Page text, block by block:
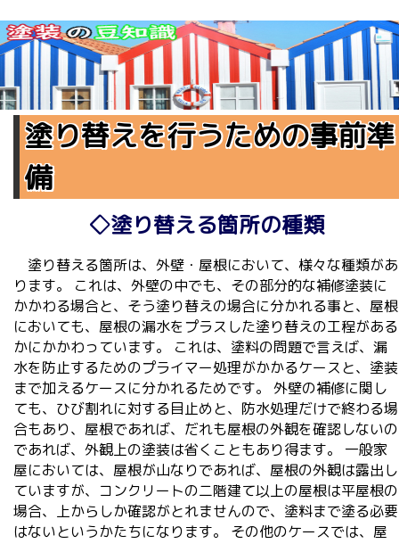
塗り替えを行うための事前準
備
◇塗り替える箇所の種類
塗り替える箇所は、外壁・屋根において、様々な種類があ
ります。 これは、外壁の中でも、その部分的な補修塗装に
かかわる場合と、そう塗り替えの場合に分かれる事と、屋根
においても、屋根の漏水をプラスした塗り替えの工程がある
かにかかわっています。 これは、塗料の問題で言えば、漏
水を防止するためのプライマー処理がかかるケースと、塗装
まで加えるケースに分かれるためです。 外壁の補修に関し
ても、ひび割れに対する目止めと、防水処理だけで終わる場
合もあり、屋根であれば、だれも屋根の外観を確認しないの
であれば、外観上の塗装は省くこともあり得ます。 一般家
屋においては、屋根が山なりであれば、屋根の外観は露出し
ていますが、コンクリートの二階建て以上の屋根は平屋根の
場合、上からしか確認がとれませんので、塗料まで塗る必要
はないというかたちになります。 その他のケースでは、屋